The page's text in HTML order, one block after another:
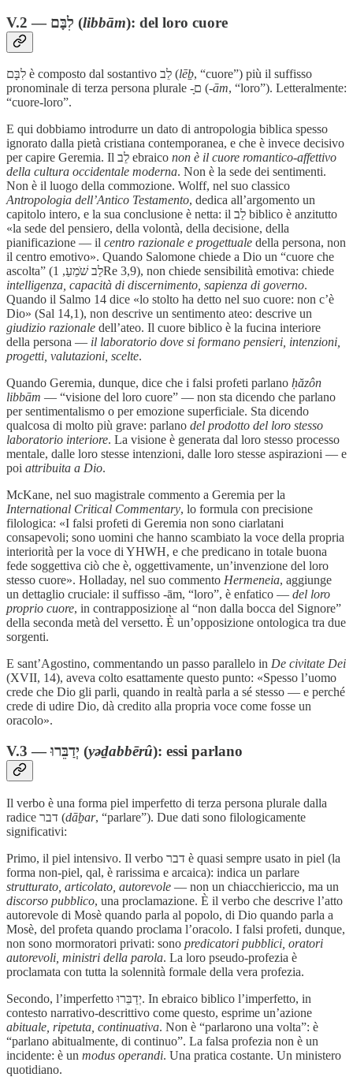
V.2 — לִבָּם (libbām): del loro cuore
לִבָּם è composto dal sostantivo לֵב (lēḇ, “cuore”) più il suffisso
pronominale di terza persona plurale -ָם (-ām, “loro”). Letteralmente:
“cuore-loro”.
E qui dobbiamo introdurre un dato di antropologia biblica spesso
ignorato dalla pietà cristiana contemporanea, e che è invece decisivo
per capire Geremia. Il לֵב ebraico non è il cuore romantico-affettivo
della cultura occidentale moderna. Non è la sede dei sentimenti.
Non è il luogo della commozione. Wolff, nel suo classico
Antropologia dell’Antico Testamento, dedica all’argomento un
capitolo intero, e la sua conclusione è netta: il לֵב biblico è anzitutto
«la sede del pensiero, della volontà, della decisione, della
pianificazione — il centro razionale e progettuale della persona, non
il centro emotivo». Quando Salomone chiede a Dio un “cuore che
ascolta” (לֵב שֹׁמֵעַ, 1Re 3,9), non chiede sensibilità emotiva: chiede
intelligenza, capacità di discernimento, sapienza di governo.
Quando il Salmo 14 dice «lo stolto ha detto nel suo cuore: non c’è
Dio» (Sal 14,1), non descrive un sentimento ateo: descrive un
giudizio razionale dell’ateo. Il cuore biblico è la fucina interiore
della persona — il laboratorio dove si formano pensieri, intenzioni,
progetti, valutazioni, scelte.
Quando Geremia, dunque, dice che i falsi profeti parlano ḥăzôn
libbām — “visione del loro cuore” — non sta dicendo che parlano
per sentimentalismo o per emozione superficiale. Sta dicendo
qualcosa di molto più grave: parlano del prodotto del loro stesso
laboratorio interiore. La visione è generata dal loro stesso processo
mentale, dalle loro stesse intenzioni, dalle loro stesse aspirazioni — e
poi attribuita a Dio.
McKane, nel suo magistrale commento a Geremia per la
International Critical Commentary, lo formula con precisione
filologica: «I falsi profeti di Geremia non sono ciarlatani
consapevoli; sono uomini che hanno scambiato la voce della propria
interiorità per la voce di YHWH, e che predicano in totale buona
fede soggettiva ciò che è, oggettivamente, un’invenzione del loro
stesso cuore». Holladay, nel suo commento Hermeneia, aggiunge
un dettaglio cruciale: il suffisso -ām, “loro”, è enfatico — del loro
proprio cuore, in contrapposizione al “non dalla bocca del Signore”
della seconda metà del versetto. È un’opposizione ontologica tra due
sorgenti.
E sant’Agostino, commentando un passo parallelo in De civitate Dei
(XVII, 14), aveva colto esattamente questo punto: «Spesso l’uomo
crede che Dio gli parli, quando in realtà parla a sé stesso — e perché
crede di udire Dio, dà credito alla propria voce come fosse un
oracolo».
V.3 — יְדַבֵּרוּ (yəḏabbērû): essi parlano
Il verbo è una forma piel imperfetto di terza persona plurale dalla
radice דבר (dāḇar, “parlare”). Due dati sono filologicamente
significativi:
Primo, il piel intensivo. Il verbo דבר è quasi sempre usato in piel (la
forma non-piel, qal, è rarissima e arcaica): indica un parlare
strutturato, articolato, autorevole — non un chiacchiericcio, ma un
discorso pubblico, una proclamazione. È il verbo che descrive l’atto
autorevole di Mosè quando parla al popolo, di Dio quando parla a
Mosè, del profeta quando proclama l’oracolo. I falsi profeti, dunque,
non sono mormoratori privati: sono predicatori pubblici, oratori
autorevoli, ministri della parola. La loro pseudo-profezia è
proclamata con tutta la solennità formale della vera profezia.
Secondo, l’imperfetto יְדַבֵּרוּ. In ebraico biblico l’imperfetto, in
contesto narrativo-descrittivo come questo, esprime un’azione
abituale, ripetuta, continuativa. Non è “parlarono una volta”: è
“parlano abitualmente, di continuo”. La falsa profezia non è un
incidente: è un modus operandi. Una pratica costante. Un ministero
quotidiano.